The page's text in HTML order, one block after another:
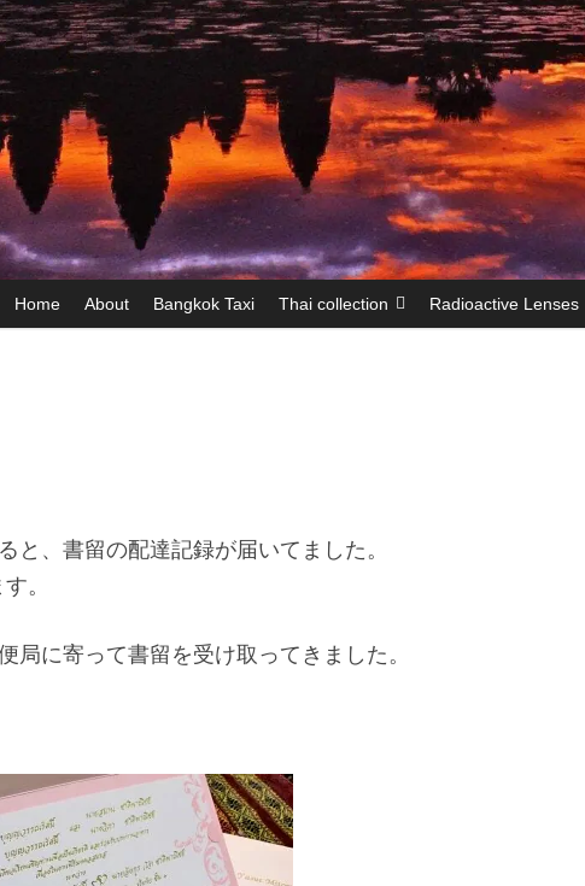
Home About Bangkok Taxi Thai collection Radioactive Lenses
、書留の配達記録が届いてました。
。
に寄って書留を受け取ってきました。